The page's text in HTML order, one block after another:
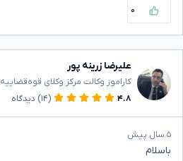
۰
علیرضا زرینه پور
کاراموز وکالت مرکز وکلای قوه‌قضاییه
۴.۸
(۱۴) دیدگاه
۵ سال پیش
باسلام